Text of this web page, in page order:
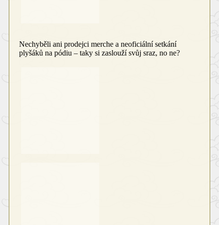
Nechyběli ani prodejci merche a neoficiální setkání
plyšáků na pódiu – taky si zaslouží svůj sraz, no ne?